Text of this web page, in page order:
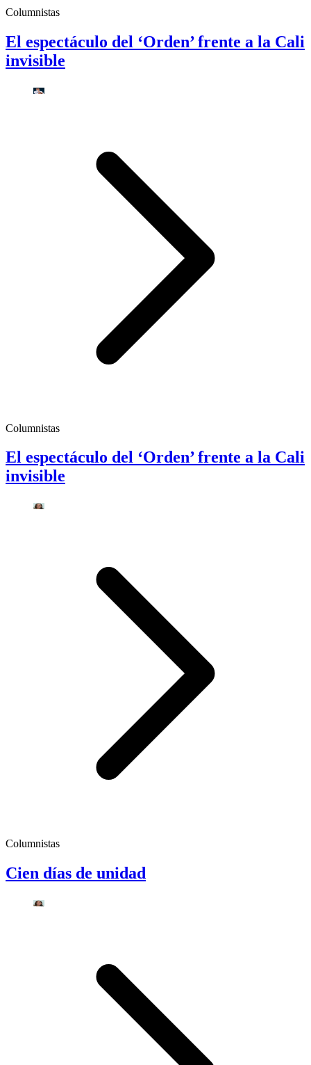
Columnistas
El espectáculo del ‘Orden’ frente a la Cali
invisible
Columnistas
El espectáculo del ‘Orden’ frente a la Cali
invisible
Columnistas
Cien días de unidad